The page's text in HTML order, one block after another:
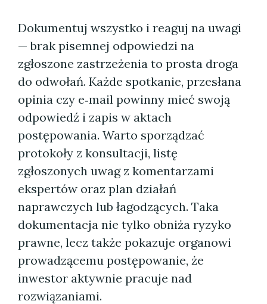
Dokumentuj wszystko i reaguj na uwagi
— brak pisemnej odpowiedzi na
zgłoszone zastrzeżenia to prosta droga
do odwołań. Każde spotkanie, przesłana
opinia czy e‑mail powinny mieć swoją
odpowiedź i zapis w aktach
postępowania. Warto sporządzać
protokoły z konsultacji, listę
zgłoszonych uwag z komentarzami
ekspertów oraz plan działań
naprawczych lub łagodzących. Taka
dokumentacja nie tylko obniża ryzyko
prawne, lecz także pokazuje organowi
prowadzącemu postępowanie, że
inwestor aktywnie pracuje nad
rozwiązaniami.